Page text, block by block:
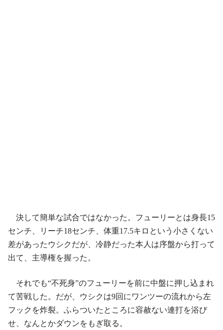
決して簡単な試合ではなかった。フューリーとは身長15
センチ、リーチ18センチ、体重17.5キロという小さくない
差があったウシクだが、冷静だった本人は序盤から打って
出て、主導権を握った。
それでも“不死身”のフューリーを前に中盤に押し込まれ
て苦戦した。だが、ウシクは9回にワンツーの流れから左
フックを炸裂。ふらついたところに容赦ない連打を浴び
せ、なんとかダウンをもぎ取る。